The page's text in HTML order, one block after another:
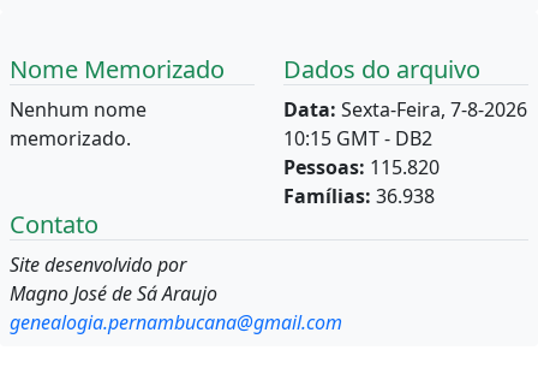
Nome Memorizado
Nenhum nome
memorizado.
Dados do arquivo
Data: Sexta-Feira, 7-8-2026
10:15 GMT - DB2
Pessoas: 115.820
Famílias: 36.938
Contato
Site desenvolvido por
Magno José de Sá Araujo
genealogia.pernambucana@gmail.com